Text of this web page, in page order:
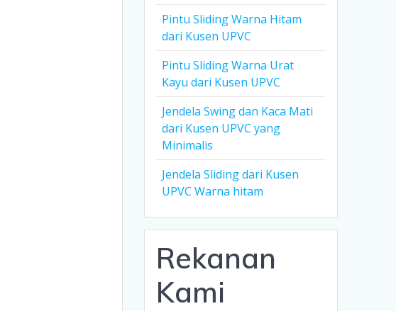
Pintu Sliding Warna Hitam
dari Kusen UPVC
Pintu Sliding Warna Urat
Kayu dari Kusen UPVC
Jendela Swing dan Kaca Mati
dari Kusen UPVC yang
Minimalis
Jendela Sliding dari Kusen
UPVC Warna hitam
Rekanan
Kami